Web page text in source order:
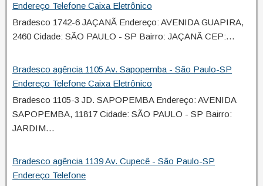
Endereço Telefone Caixa Eletrônico
Bradesco 1742-6 JAÇANÃ Endereço: AVENIDA GUAPIRA,
2460 Cidade: SÃO PAULO - SP Bairro: JAÇANÃ CEP:…
Bradesco agência 1105 Av. Sapopemba - São Paulo-SP
Endereço Telefone Caixa Eletrônico
Bradesco 1105-3 JD. SAPOPEMBA Endereço: AVENIDA
SAPOPEMBA, 11817 Cidade: SÃO PAULO - SP Bairro:
JARDIM…
Bradesco agência 1139 Av. Cupecê - São Paulo-SP
Endereço Telefone